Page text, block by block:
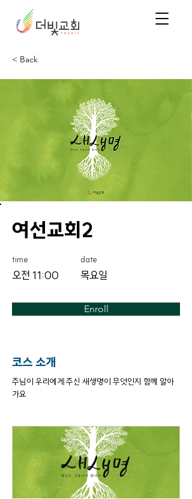
< Back
여선교회2
time
오전 11:00
date
목요일
Enroll
코스 소개
주님이 우리에게 주신 새생명이 무엇인지 함께 알아
가요